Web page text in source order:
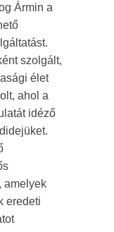
Ármin a
szolgált,
élet
ahol a
idéző
amelyek
eredeti